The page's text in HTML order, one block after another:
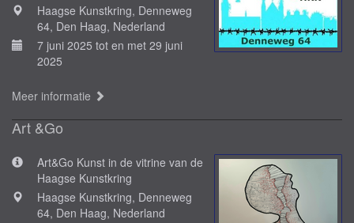
Haagse Kunstkring, Denneweg
64, Den Haag, Nederland
7 juni 2025 tot en met 29 juni
2025
Meer informatie
Art &Go
Art&Go Kunst in de vitrine van de
Haagse Kunstkring
Haagse Kunstkring, Denneweg
64, Den Haag, Nederland